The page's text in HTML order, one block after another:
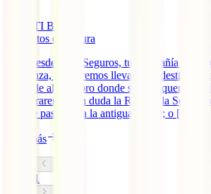
IATI Blog
minutos de lectura
Hoy, desde IATI Seguros, tu compañía de
confianza, te queremos llevar a un destino de
mano de algún libro donde se expliquen las
encontraremos sin duda la Ruta de la Seda. Y
los que pasaba era la antigua Persia; o [...]
Leer más
1